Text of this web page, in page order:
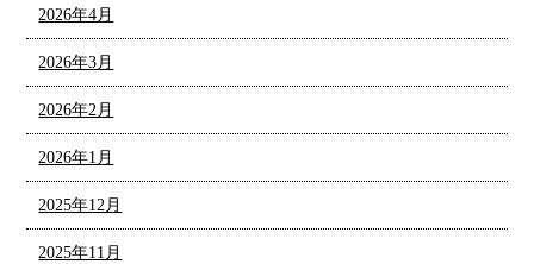
2026年4月
2026年3月
2026年2月
2026年1月
2025年12月
2025年11月